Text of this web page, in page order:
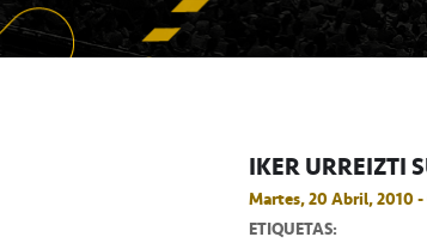
IKER URREIZTI
Martes, 20 Abril, 2010
ETIQUETAS: